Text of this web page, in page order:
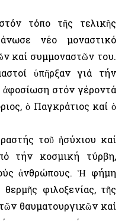
τόπο τῆς τελικῆς
νέο μοναστικό
καί συμμοναστῶν του.
ὑπῆρξαν γιά τήν
ἀφοσίωση στόν γέροντά
ὁ Παγκράτιος καί ὁ
τοῦ ἡσύχιου καί
τήν κοσμική τύρβη,
ἀνθρώπους. Ἡ φήμη
φιλοξενίας, τῆς
θαυματουργικῶν καί